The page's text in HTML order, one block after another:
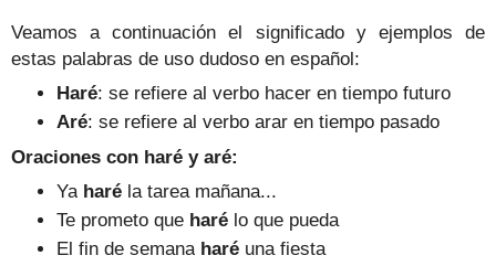
Veamos a continuación el significado y ejemplos de
estas palabras de uso dudoso en español:
Haré: se refiere al verbo hacer en tiempo futuro
Aré: se refiere al verbo arar en tiempo pasado
Oraciones con haré y aré:
Ya haré la tarea mañana...
Te prometo que haré lo que pueda
El fin de semana haré una fiesta